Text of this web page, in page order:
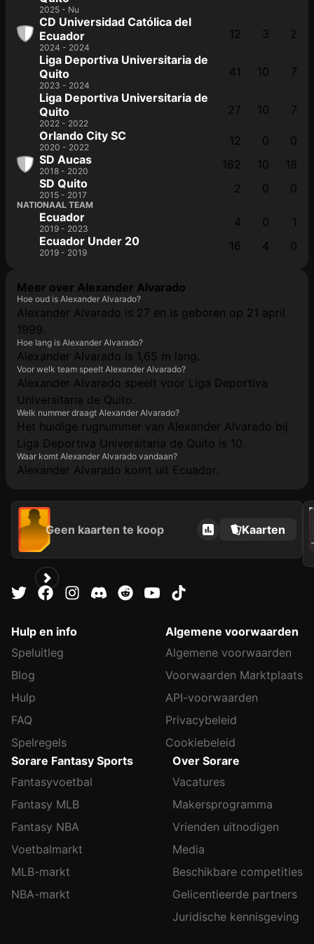
2025 - Nu
CD Universidad Católica del
Ecuador
2024 - 2024
12 3
2
Liga Deportiva Universitaria de
Quito
2023 - 2024
41 10
7
Liga Deportiva Universitaria de
Quito
2022 - 2022
27 10
7
Orlando City SC
2020 - 2022 12 0
0
SD Aucas
2018 - 2020 162 10
18
SD Quito
2015 - 2017 2 0 0
NATIONAAL TEAM
Ecuador
2019 - 2023 4 0
1
Ecuador Under 20
2019 - 2019 16 4 0
Meer over Alexander Alvarado
Hoe oud is Alexander Alvarado?
Alexander Alvarado is 27 en is geboren op 21 april
1999.
Hoe lang is Alexander Alvarado?
Alexander Alvarado is 1,65 m lang.
Voor welk team speelt Alexander Alvarado?
Alexander Alvarado speelt voor Liga Deportiva
Universitaria de Quito.
Welk nummer draagt Alexander Alvarado?
Het huidige rugnummer van Alexander Alvarado bij
Liga Deportiva Universitaria de Quito is 10.
Waar komt Alexander Alvarado vandaan?
Alexander Alvarado komt uit Ecuador.
Geen kaarten te koop Kaarten
2023
Hulp en info
Speluitleg
Blog
Hulp
FAQ
Spelregels
Algemene voorwaarden
Algemene voorwaarden
Voorwaarden Marktplaats
API-voorwaarden
Privacybeleid
Cookiebeleid
Sorare Fantasy Sports
Fantasyvoetbal
Fantasy MLB
Fantasy NBA
Voetbalmarkt
MLB-markt
NBA-markt
Over Sorare
Vacatures
Makersprogramma
Vrienden uitnodigen
Media
Beschikbare competities
Gelicentieerde partners
Juridische kennisgeving